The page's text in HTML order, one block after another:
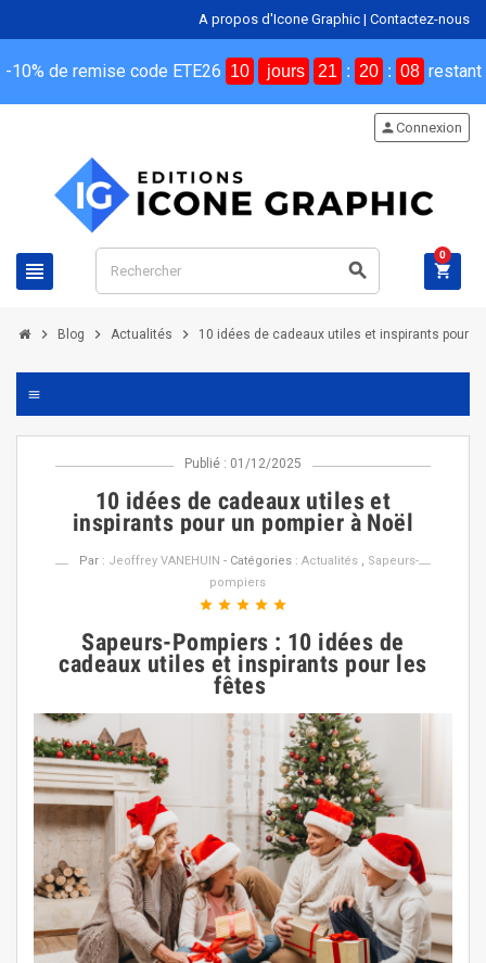
A propos d'Icone Graphic | Contactez-nous
-10% de remise code ETE26 10 jours 21 : 20 : 07 restant
view_headline search
personConnexion
shopping_cart
0
chevron_right Blog chevron_right Actualités chevron_right 10 idées de cadeaux utiles et inspirants pour
menu
Publié : 01/12/2025
10 idées de cadeaux utiles et
inspirants pour un pompier à Noël
Par : Jeoffrey VANEHUIN - Catégories : Actualités, Sapeurs-
pompiers
star star star star star
Sapeurs-Pompiers : 10 idées de
cadeaux utiles et inspirants pour les
fêtes